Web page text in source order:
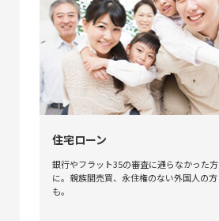
住宅ローン
銀行やフラット35の審査に通らなかった方
に。親族間売買、永住権のない外国人の方
も。